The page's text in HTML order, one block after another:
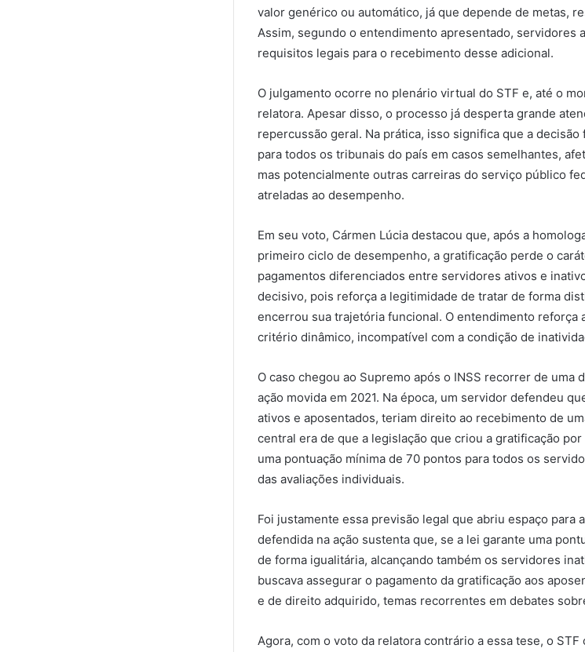
valor genérico ou automático, já que depende de metas,
Assim, segundo o entendimento apresentado, servidores
requisitos legais para o recebimento desse adicional.
O julgamento ocorre no plenário virtual do STF e, até o
relatora. Apesar disso, o processo já desperta grande
repercussão geral. Na prática, isso significa que a
para todos os tribunais do país em casos semelhantes,
mas potencialmente outras carreiras do serviço público
atreladas ao desempenho.
Em seu voto, Cármen Lúcia destacou que, após a
primeiro ciclo de desempenho, a gratificação perde o
pagamentos diferenciados entre servidores ativos e
decisivo, pois reforça a legitimidade de tratar de forma
encerrou sua trajetória funcional. O entendimento reforça
critério dinâmico, incompatível com a condição de
O caso chegou ao Supremo após o INSS recorrer de uma
ação movida em 2021. Na época, um servidor defendeu
ativos e aposentados, teriam direito ao recebimento de
central era de que a legislação que criou a gratificação
uma pontuação mínima de 70 pontos para todos os
das avaliações individuais.
Foi justamente essa previsão legal que abriu espaço para
defendida na ação sustenta que, se a lei garante uma
de forma igualitária, alcançando também os servidores
buscava assegurar o pagamento da gratificação aos
e de direito adquirido, temas recorrentes em debates
Agora, com o voto da relatora contrário a essa tese, o